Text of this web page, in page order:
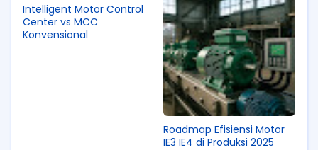
Intelligent Motor Control
Center vs MCC
Konvensional
Roadmap Efisiensi Motor
IE3 IE4 di Produksi 2025